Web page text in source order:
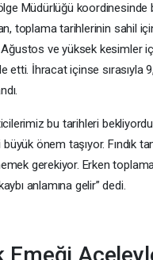
Müdürlüğü koordinesinde
toplama tarihlerinin sahil
ve yüksek kesimler
etti. İhracat içinse sırasıyla
bu tarihleri
önem taşıyor. Fındık
gerekiyor. Erken
anlamına gelir” dedi.